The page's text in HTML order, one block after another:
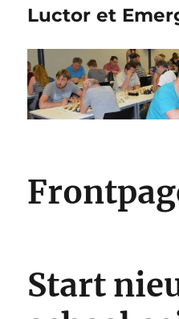
Luctor et
Start